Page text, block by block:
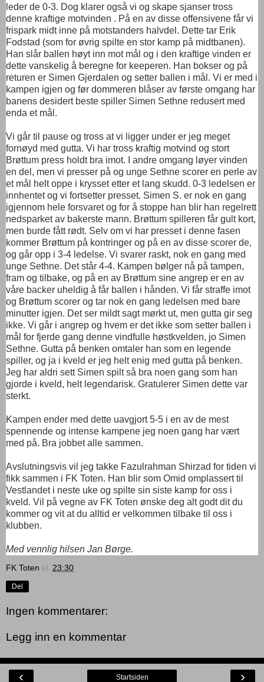
leder de 0-3. Dog klarer også vi og skape sjanser tross
denne kraftige motvinden . På en av disse offensivene får vi
frispark midt inne på motstanders halvdel. Dette tar Erik
Fodstad (som for øvrig spilte en stor kamp på midtbanen).
Han slår ballen høyt inn mot mål og i den kraftige vinden er
dette vanskelig å beregne for keeperen. Han bokser og på
returen er Simen Gjerdalen og setter ballen i mål. Vi er med i
kampen igjen og før dommeren blåser av første omgang har
banens desidert beste spiller Simen Sethne redusert med
enda et mål.
Vi går til pause og tross at vi ligger under er jeg meget
fornøyd med gutta. Vi har tross kraftig motvind og stort
Brøttum press holdt bra imot. I andre omgang løyer vinden
en del, men vi presser på og unge Sethne scorer en perle av
et mål helt oppe i krysset etter et lang skudd. 0-3 ledelsen er
innhentet og vi fortsetter presset. Simen S. er nok en gang
igjennom hele forsvaret og for å stoppe han blir han regelrett
nedsparket av bakerste mann. Brøttum spilleren får gult kort,
men burde fått rødt. Selv om vi har presset i denne fasen
kommer Brøttum på kontringer og på en av disse scorer de,
og går opp i 3-4 ledelse. Vi svarer raskt, nok en gang med
unge Sethne. Det står 4-4. Kampen bølger nå på tampen,
fram og tilbake, og på en av Brøttum sine angrep er en av
våre backer uheldig å får ballen i hånden. Vi får straffe imot
og Brøttum scorer og tar nok en gang ledelsen med bare
minutter igjen. Det ser mildt sagt mørkt ut, men gutta gir seg
ikke. Vi går i angrep og hvem er det ikke som setter ballen i
mål for fjerde gang denne vindfulle høstkvelden, jo Simen
Sethne. Gutta på benken omtaler han som en legende
spiller, og ja i kveld er jeg helt enig med gutta på benken.
Jeg har aldri sett Simen spilt så bra noen gang som han
gjorde i kveld, helt legendarisk. Gratulerer Simen dette var
sterkt.
Kampen ender med dette uavgjort 5-5 i en av de mest
spennende og intense kampene jeg noen gang har vært
med på. Bra jobbet alle sammen.
Avslutningsvis vil jeg takke Fazulrahman Shirzad for tiden vi
fikk sammen i FK Toten. Han blir som Omid omplassert til
Vestlandet i neste uke og spilte sin siste kamp for oss i
kveld. Vil på vegne av FK Toten ønske deg alt godt dit du
kommer og vit at du alltid er velkommen tilbake til oss i
klubben.
Med vennlig hilsen Jan Børge.
FK Toten kl. 23:30
Del
Ingen kommentarer:
Legg inn en kommentar
‹ ›
Startsiden